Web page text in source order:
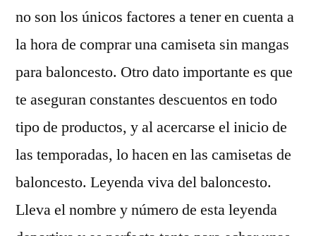
no son los únicos factores a tener en cuenta a
la hora de comprar una camiseta sin mangas
para baloncesto. Otro dato importante es que
te aseguran constantes descuentos en todo
tipo de productos, y al acercarse el inicio de
las temporadas, lo hacen en las camisetas de
baloncesto. Leyenda viva del baloncesto.
Lleva el nombre y número de esta leyenda